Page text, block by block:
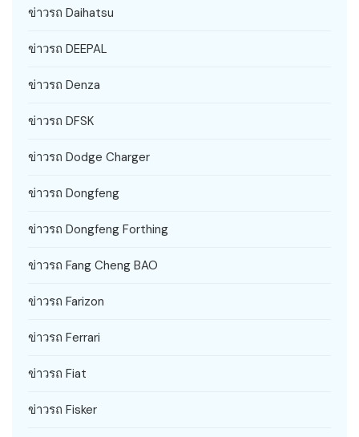
ข่าวรถ Daihatsu
ข่าวรถ DEEPAL
ข่าวรถ Denza
ข่าวรถ DFSK
ข่าวรถ Dodge Charger
ข่าวรถ Dongfeng
ข่าวรถ Dongfeng Forthing
ข่าวรถ Fang Cheng BAO
ข่าวรถ Farizon
ข่าวรถ Ferrari
ข่าวรถ Fiat
ข่าวรถ Fisker